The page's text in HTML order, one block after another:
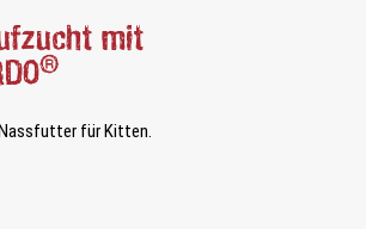
mit
®
für Kitten.